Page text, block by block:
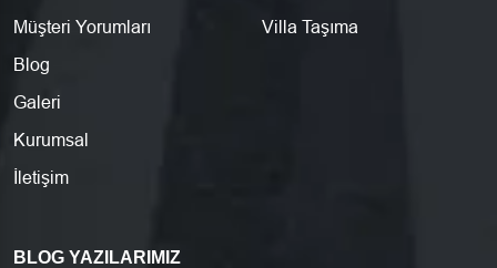
Müşteri Yorumları
Blog
Galeri
Kurumsal
İletişim
Villa Taşıma
BLOG YAZILARIMIZ